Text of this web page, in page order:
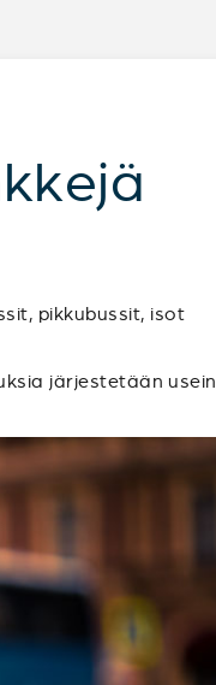
pikkubussit, isot
järjestetään usein